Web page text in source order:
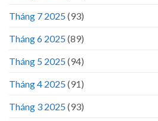
Tháng 7 2025(93)
Tháng 6 2025(89)
Tháng 5 2025(94)
Tháng 4 2025(91)
Tháng 3 2025(93)